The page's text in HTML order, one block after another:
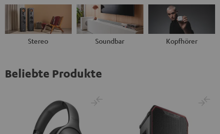
Stereo Soundbar Kopfhörer
Beliebte Produkte